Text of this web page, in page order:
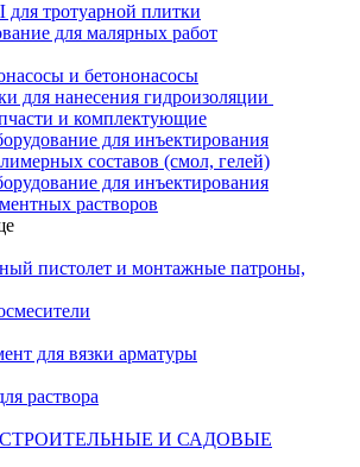
тротуарной плитки
для малярных работ
и бетононасосы
для нанесения гидроизоляции
и комплектующие
для инъектирования
составов (смол, гелей)
для инъектирования
растворов
пистолет и монтажные патроны,
для вязки арматуры
раствора
И САДОВЫЕ